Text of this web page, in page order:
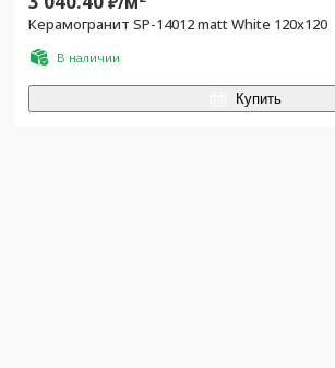
Керамогранит SP-14012 matt White 120х120
В наличии
Купить